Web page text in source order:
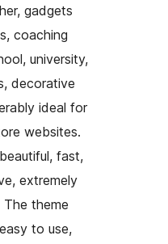
gadgets
coaching
university,
decorative
ideal for
websites.
fast,
extremely
theme
to use,